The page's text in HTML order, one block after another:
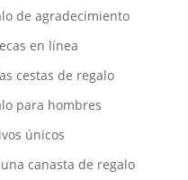
de agradecimiento
en línea
cestas de regalo
para hombres
únicos
canasta de regalo